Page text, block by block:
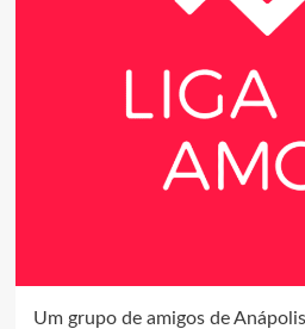
Um grupo de amigos de